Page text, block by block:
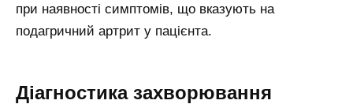
при наявності симптомів, що вказують на
подагричний артрит у пацієнта.
Діагностика захворювання